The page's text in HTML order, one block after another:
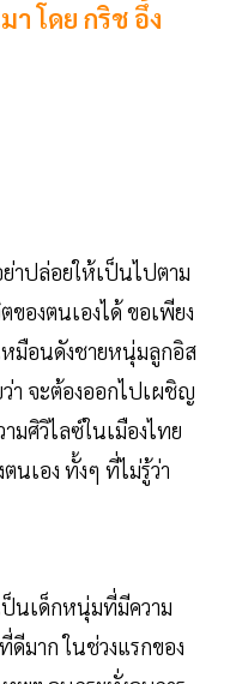
า โดย กริช อึ้ง
าปล่อยให้เป็นไปตาม
ของตนเองได้ ขอเพียง
มือนดังชายหนุ่มลูกอิส
า จะต้องออกไปเผชิญ
มศิวิไลซ์ในเมืองไทย
นเอง ทั้งๆ ที่ไม่รู้ว่า
นเด็กหนุ่มที่มีความ
มาก ในช่วงแรกของ